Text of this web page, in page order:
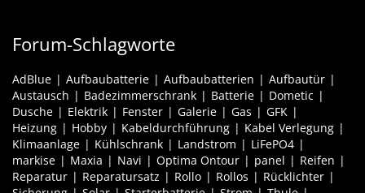
Forum-Schlagworte
AdBlue Aufbaubatterie Aufbaubatterien
Aufbautür
Austausch
Badezimmerschrank Batterie
Dometic
Dusche
Elektrik Fenster Galerie Gas
GFK
Heizung
Hobby Kabeldurchführung
Kabel Verlegung
Klimaanlage
Kühlschrank Landstrom
LiFePO4
markise
Maxia Navi Optima Ontour panel
Reifen
Reparatur
Reparatursatz Rollo Rollos
Rücklichter